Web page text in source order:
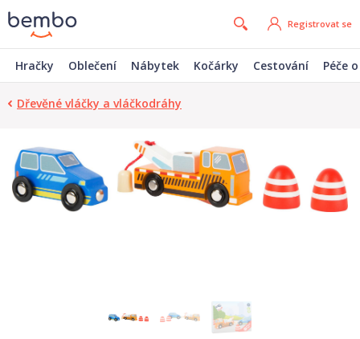
Registrovat se
Hračky Oblečení Nábytek Kočárky Cestování Péče
Dřevěné vláčky a vláčkodráhy